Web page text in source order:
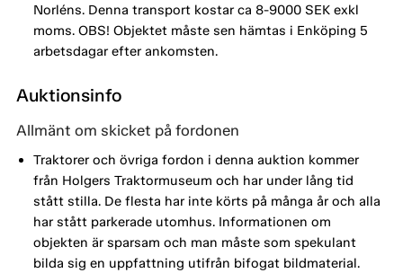
Norléns. Denna transport kostar ca 8-9000 SEK exkl
moms. OBS! Objektet måste sen hämtas i Enköping 5
arbetsdagar efter ankomsten.
Auktionsinfo
Allmänt om skicket på fordonen
Traktorer och övriga fordon i denna auktion kommer
från Holgers Traktormuseum och har under lång tid
stått stilla. De flesta har inte körts på många år och alla
har stått parkerade utomhus. Informationen om
objekten är sparsam och man måste som spekulant
bilda sig en uppfattning utifrån bifogat bildmaterial.